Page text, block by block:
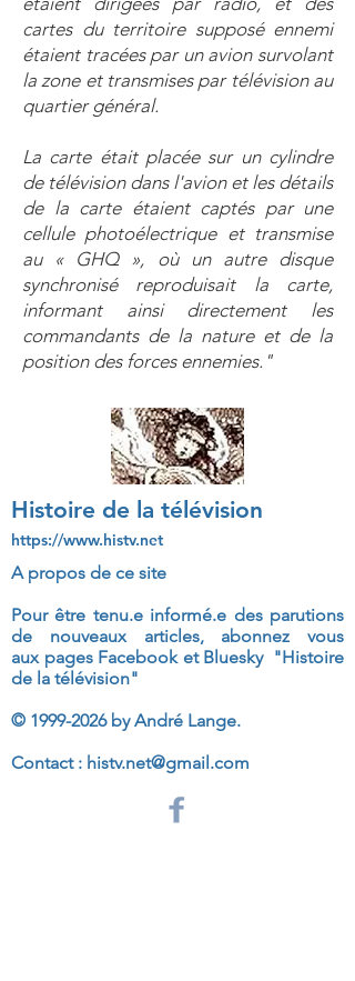
cartes du territoire supposé ennemi
étaient tracées par un avion survolant
la zone et transmises par télévision au
quartier général.
La carte était placée sur un cylindre
de télévision dans l'avion et les détails
de la carte étaient captés par une
cellule photoélectrique et transmise
au « GHQ », où un autre disque
synchronisé reproduisait la carte,
informant ainsi directement les
commandants de la nature et de la
position des forces ennemies."
Histoire de la télévision
https://www.histv.net
A propos de ce site
Pour être tenu.e informé.e des parutions
de nouveaux articles, abonnez vous
aux pages Facebook et Bluesky "Histoire
de la télévision"
© 1999-2026by André Lange.
Contact : histv.net@gmail.com